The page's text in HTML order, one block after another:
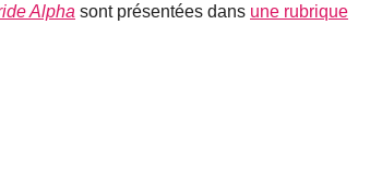
Alpha sont présentées dans une rubrique